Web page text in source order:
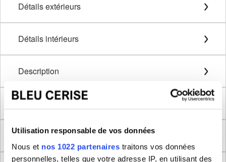
Utilisation responsable de vos données
Nous et nos 1022 partenaires traitons vos données
personnelles, telles que votre adresse IP, en utilisant des
Détails extérieurs
Détails intérieurs
Description
Méthode de mesure
Dimensions produit